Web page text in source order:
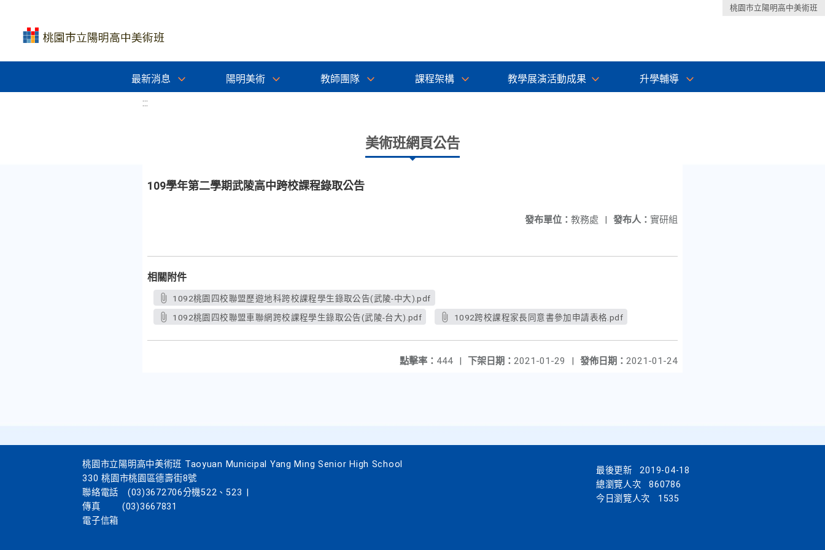
桃園市立陽明高中美術班
最新消息 陽明美術 教師團隊 課程架構 教學展演活動成果 升學輔導
:::
美術班網頁公告
109學年第二學期武陵高中跨校課程錄取公告
發布人： 實研組
發布單位： 教務處 |
相關附件
1092桃園四校聯盟歷遊地科跨校課程學生錄取公告(武陵-中大).pdf
1092桃園四校聯盟車聯網跨校課程學生錄取公告(武陵-台大).pdf
1092跨校課程家長同意書參加申請表格.pdf
發佈日期： 2021-01-24
下架日期： 2021-01-29 |
點擊率： 444 |
桃園市立陽明高中美術班 Taoyuan Municipal Yang Ming Senior High School
330 桃園市桃園區德壽街8號
聯絡電話
(03)3672706分機522、523
傳真
(03)3667831
電子信箱
最後更新
2019-04-18
總瀏覽人次
860786
今日瀏覽人次
1535